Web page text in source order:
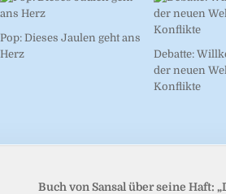
Pop: Dieses Jaulen geht ans
Herz
Debatte:
der neuen
Konflikte
Buch von Sansal über seine Haft: